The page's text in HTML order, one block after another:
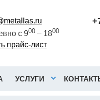
с 900– 1800
прайс-лист
УСЛУГИ